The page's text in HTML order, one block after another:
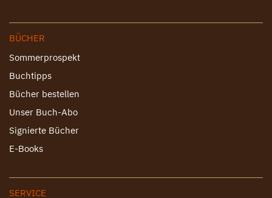
BÜCHER
Sommerprospekt
Buchtipps
Bücher bestellen
Unser Buch-Abo
Signierte Bücher
E-Books
SERVICE